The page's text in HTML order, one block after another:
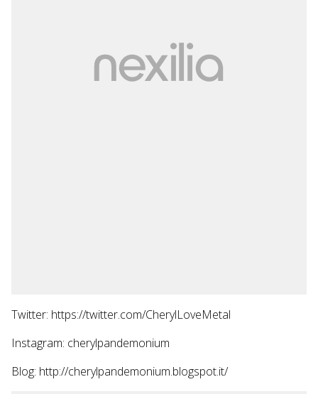
Twitter: https://twitter.com/CherylLoveMetal
Instagram: cherylpandemonium
Blog: http://cherylpandemonium.blogspot.it/